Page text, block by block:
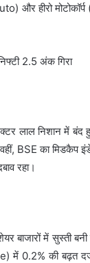
और हीरो
लाल निशान में बंद
BSE का मिडकैप
रहा।
बाजारों में सुस्ती
की बढ़त दर्ज